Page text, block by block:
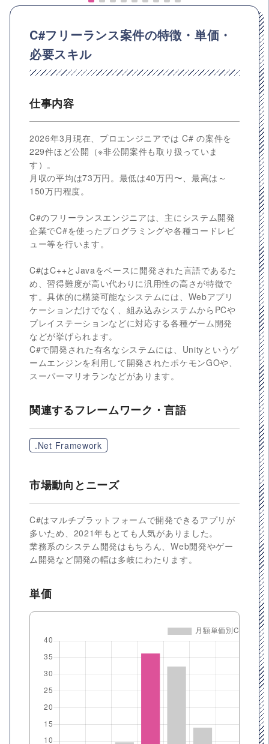
C#フリーランス案件の特徴・単価・
必要スキル
仕事内容
2026年3月現在、プロエンジニアでは C# の案件を
229件ほど公開（※非公開案件も取り扱っていま
す）。
月収の平均は73万円。最低は40万円〜、最高は～
150万円程度。
C#のフリーランスエンジニアは、主にシステム開発
企業でC#を使ったプログラミングや各種コードレビ
ュー等を行います。
C#はC++とJavaをベースに開発された言語であるた
め、習得難度が高い代わりに汎用性の高さが特徴で
す。具体的に構築可能なシステムには、Webアプリ
ケーションだけでなく、組み込みシステムからPCや
プレイステーションなどに対応する各種ゲーム開発
などが挙げられます。
C#で開発された有名なシステムには、Unityというゲ
ームエンジンを利用して開発されたポケモンGOや、
スーパーマリオランなどがあります。
関連するフレームワーク・言語
.Net Framework
市場動向とニーズ
C#はマルチプラットフォームで開発できるアプリが
多いため、2021年もとても人気がありました。
業務系のシステム開発はもちろん、Web開発やゲー
ム開発など開発の幅は多岐にわたります。
単価